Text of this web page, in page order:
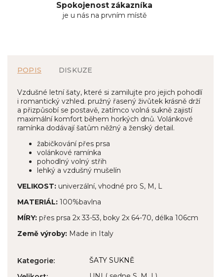
Spokojenost zákazníka
je u nás na prvním místě
POPIS DISKUZE
Vzdušné letní šaty, které si zamilujte pro jejich pohodlí
i romantický vzhled. pružný řasený živůtek krásně drží
a přizpůsobí se postavě, zatímco volná sukně zajistí
maximální komfort během horkých dnů. Volánkové
ramínka dodávají šatům něžný a ženský detail.
žabičkování přes prsa
volánkové ramínka
pohodlný volný střih
lehký a vzdušný mušelín
VELIKOST: univerzální, vhodné pro S, M, L
MATERIÁL: 100%bavlna
MÍRY: přes prsa 2x 33-53, boky 2x 64-70, délka 106cm
Země výroby: Made in Italy
Kategorie:
ŠATY SUKNĚ